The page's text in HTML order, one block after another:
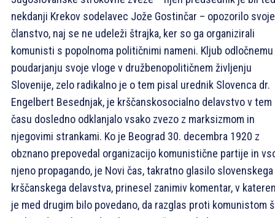
nekdanji Krekov sodelavec Jože Gostinčar – opozorilo svoje
članstvo, naj se ne udeleži štrajka, ker so ga organizirali
komunisti s popolnoma političnimi nameni. Kljub odločnemu
poudarjanju svoje vloge v družbenopolitičnem življenju
Slovenije, zelo radikalno je o tem pisal urednik Slovenca dr.
Engelbert Besednjak, je krščanskosocialno delavstvo v tem
času dosledno odklanjalo vsako zvezo z marksizmom in
njegovimi strankami. Ko je Beograd 30. decembra 1920 z
obznano prepovedal organizacijo komunistične partije in
njeno propagando, je Novi čas, takratno glasilo slovenskega
krščanskega delavstva, prinesel zanimiv komentar, v
je med drugim bilo povedano, da razglas proti komunistom